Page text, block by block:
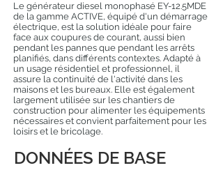
Le générateur diesel monophasé EY-12.5MDE
de la gamme ACTIVE, équipé d'un démarrage
électrique, est la solution idéale pour faire
face aux coupures de courant, aussi bien
pendant les pannes que pendant les arrêts
planifiés, dans différents contextes. Adapté à
un usage résidentiel et professionnel, il
assure la continuité de l'activité dans les
maisons et les bureaux. Elle est également
largement utilisée sur les chantiers de
construction pour alimenter les équipements
nécessaires et convient parfaitement pour les
loisirs et le bricolage.
DONNÉES DE BASE